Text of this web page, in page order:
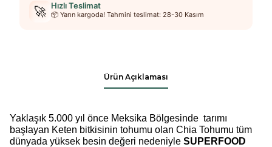
🚀 Hızlı Teslimat
📦 Yarın kargoda! Tahmini teslimat: 28-30 Kasım
Ürün Açıklaması
Yaklaşık 5.000 yıl önce Meksika Bölgesinde tarımı
başlayan Keten bitkisinin tohumu olan Chia Tohumu tüm
dünyada yüksek besin değeri nedeniyle SUPERFOOD